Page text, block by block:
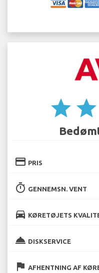
star star
credit_card PRIS
timer GENNEMSN. VENT
directions_car KØRETØJETS
room_service DISKSERVICE
flag AFHENTNING AF